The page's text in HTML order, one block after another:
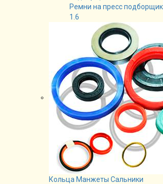
Ремни на пресс подборщик
1.6
Кольца Манжеты Сальники